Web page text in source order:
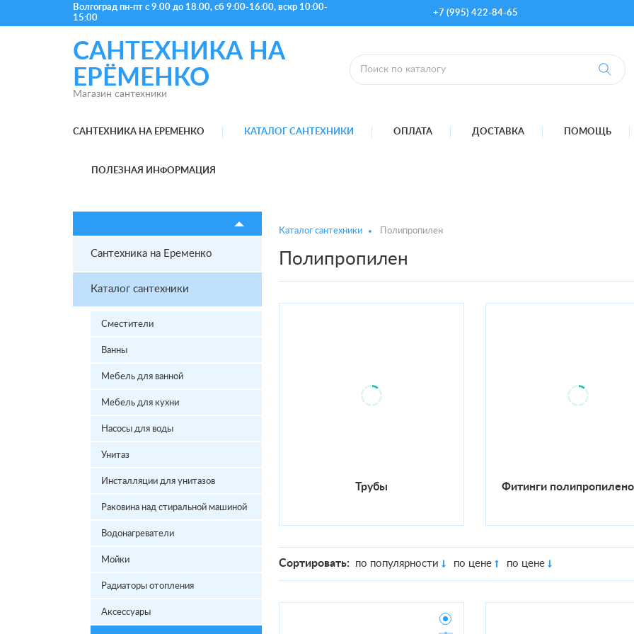
Волгоград пн-пт с 9.00 до 18.00, сб 9:00-16:00, вскр 10:00-
15:00
+7 (995) 422-84-65
САНТЕХНИКА НА
ЕРЁМЕНКО
Магазин сантехники
САНТЕХНИКА НА ЕРЕМЕНКО КАТАЛОГ САНТЕХНИКИ ОПЛАТА ДОСТАВКА ПОМОЩЬ
ПОЛЕЗНАЯ ИНФОРМАЦИЯ
Сантехника на Еременко
Каталог сантехники
Сместители
Ванны
Мебель для ванной
Мебель для кухни
Насосы для воды
Унитаз
Инсталляции для унитазов
Раковина над стиральной машиной
Водонагреватели
Мойки
Радиаторы отопления
Аксессуары
Каталог сантехники Полипропилен
Полипропилен
Трубы Фитинги
Сортировать: по популярности по цене по цене